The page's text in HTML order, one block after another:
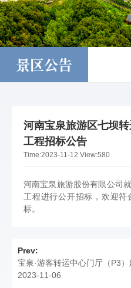
景区公告
河南宝泉旅游区七坝
工程招标公告
Time:2023-11-12 View:580
河南宝泉旅游股份有限公司
工程进行公开招标，欢迎
标。
Prev:
宝泉·游客转运中心门厅（P3
2023-11-06